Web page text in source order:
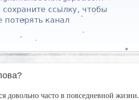
довольно часто в повседневной жизни.